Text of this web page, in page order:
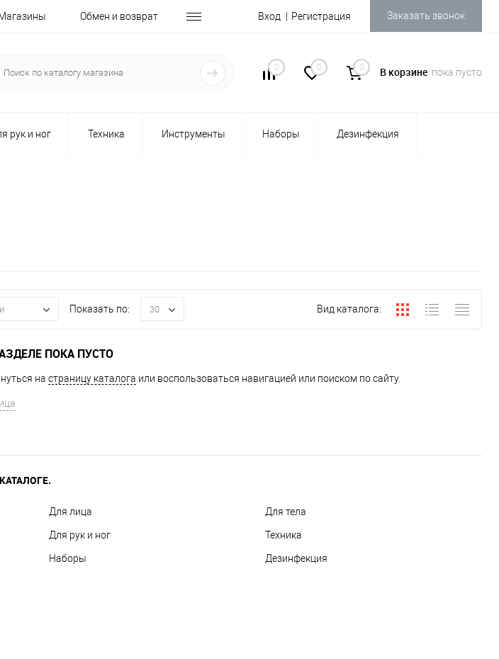
Магазины Обмен и возврат Вход Регистрация Заказать звонок
0 0 0 В корзине пока пусто
рук и ног Техника Инструменты Наборы Дезинфекция
Показать по: 30 Вид каталога:
ПОКА ПУСТО
на страницу каталога или воспользоваться навигацией или поиском по сайту.
Для лица Для тела
Для рук и ног Техника
Наборы Дезинфекция